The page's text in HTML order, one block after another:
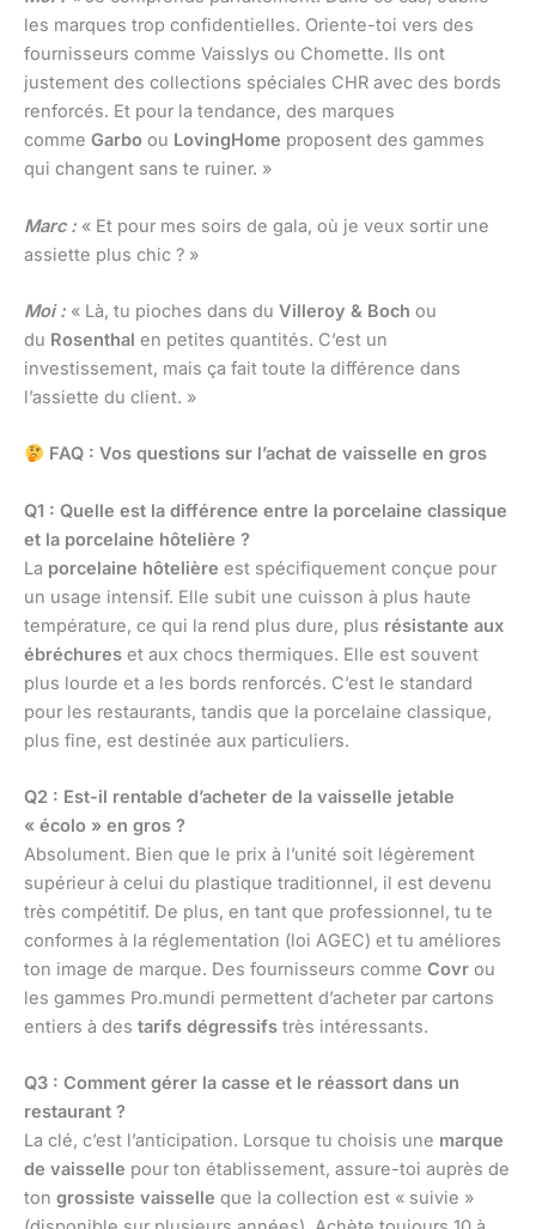
les marques trop confidentielles. Oriente-toi vers des
fournisseurs comme Vaisslys ou Chomette. Ils ont
justement des collections spéciales CHR avec des bords
renforcés. Et pour la tendance, des marques
comme Garbo ou LovingHome proposent des gammes
qui changent sans te ruiner. »
Marc : « Et pour mes soirs de gala, où je veux sortir une
assiette plus chic ? »
Moi : « Là, tu pioches dans du Villeroy & Boch ou
du Rosenthal en petites quantités. C’est un
investissement, mais ça fait toute la différence dans
l’assiette du client. »
FAQ : Vos questions sur l’achat de vaisselle en gros
Q1 : Quelle est la différence entre la porcelaine classique
et la porcelaine hôtelière ?
La porcelaine hôtelière est spécifiquement conçue pour
un usage intensif. Elle subit une cuisson à plus haute
température, ce qui la rend plus dure, plus résistante aux
ébréchures et aux chocs thermiques. Elle est souvent
plus lourde et a les bords renforcés. C’est le standard
pour les restaurants, tandis que la porcelaine classique,
plus fine, est destinée aux particuliers.
Q2 : Est-il rentable d’acheter de la vaisselle jetable
« écolo » en gros ?
Absolument. Bien que le prix à l’unité soit légèrement
supérieur à celui du plastique traditionnel, il est devenu
très compétitif. De plus, en tant que professionnel, tu te
conformes à la réglementation (loi AGEC) et tu améliores
ton image de marque. Des fournisseurs comme Covr ou
les gammes Pro.mundi permettent d’acheter par cartons
entiers à des tarifs dégressifs très intéressants.
Q3 : Comment gérer la casse et le réassort dans un
restaurant ?
La clé, c’est l’anticipation. Lorsque tu choisis une marque
de vaisselle pour ton établissement, assure-toi auprès de
ton grossiste vaisselle que la collection est « suivie »